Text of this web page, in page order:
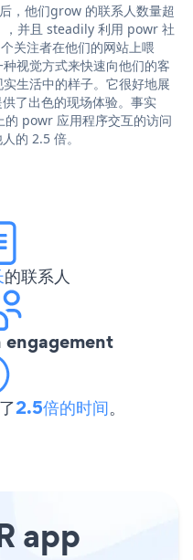
他们grow 的联系人数量超
，并且 steadily 利用 powr 社
关注者在他们的网站上喂
视觉方式来快速向他们的客
生活中的样子。它很好地展
了出色的现场体验。事实
powr 应用程序交互的访问
的 2.5 倍。
的联系人
engagement
2.5倍的时间。
app